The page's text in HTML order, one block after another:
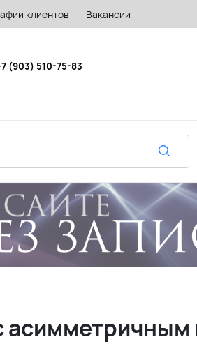
клиентов Вакансии
(903) 510-75-83
асимметричным